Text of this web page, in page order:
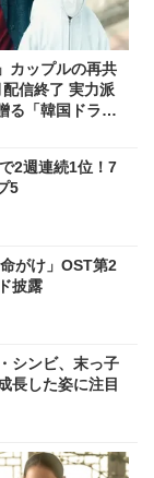
カップルの再共
信終了 実力派
る「韓国ドラ
2週連続1位！7
5
がけ」OST第2
披露
シンビ、末っ子
長した姿に注目